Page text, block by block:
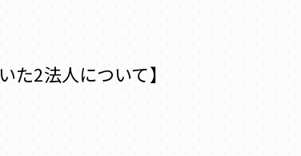
た2法人について】